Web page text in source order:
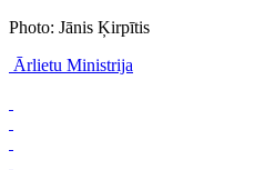
Photo: Jānis Ķirpītis
Ārlietu Ministrija